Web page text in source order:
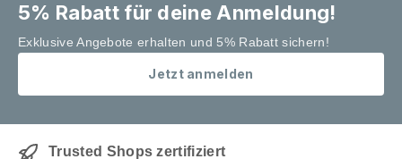
5% Rabatt für deine Anmeldung!
Exklusive Angebote erhalten und 5% Rabatt sichern!
Jetzt anmelden
Trusted Shops zertifiziert